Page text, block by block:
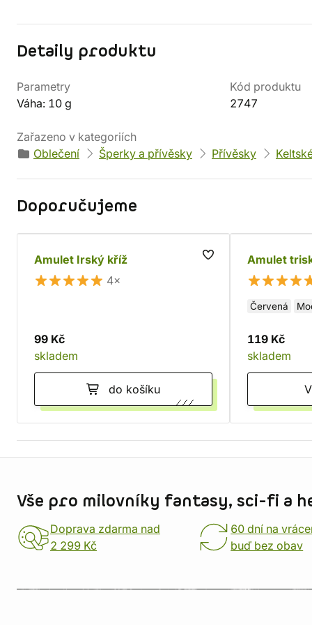
Detaily produktu
Parametry
Váha: 10 g
Kód produktu
2747
Zařazeno v kategoriích
Oblečení
Šperky a přívěsky Přívěsky
Doporučujeme
Amulet Irský kříž
4×
99 Kč
skladem
do košíku
Amulet
Červená
119 Kč
skladem
Vše pro milovníky fantasy, sci-fi a
Doprava zdarma nad
2 299 Kč
60 dní na
buď bez obav